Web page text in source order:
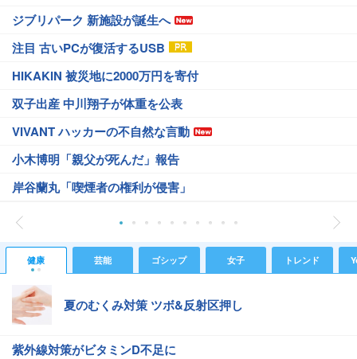
ジブリパーク 新施設が誕生へ
注目 古いPCが復活するUSB
HIKAKIN 被災地に2000万円を寄付
双子出産 中川翔子が体重を公表
VIVANT ハッカーの不自然な言動
小木博明「親父が死んだ」報告
岸谷蘭丸「喫煙者の権利が侵害」
健康 芸能 ゴシップ 女子 トレンド
夏のむくみ対策 ツボ&反射区押し
紫外線対策がビタミンD不足に